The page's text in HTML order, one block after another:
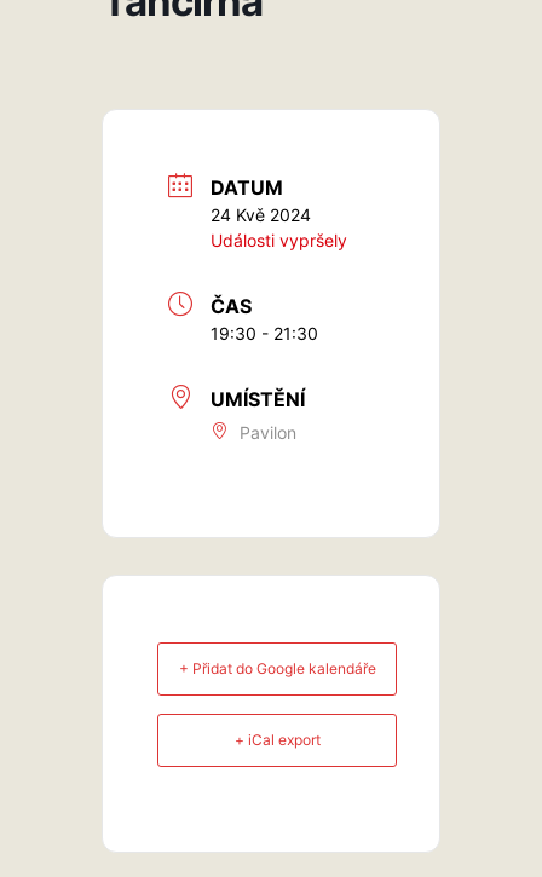
DATUM
24 Kvě 2024
Události vypršely
ČAS
19:30 - 21:30
UMÍSTĚNÍ
Pavilon
+ Přidat do Google kalendáře
+ iCal export